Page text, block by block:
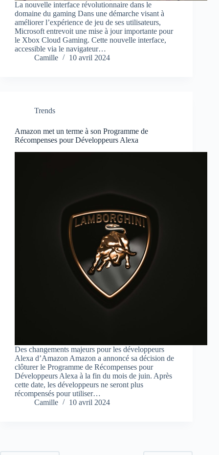
La nouvelle interface révolutionnaire dans le
domaine du gaming Dans une démarche visant à
améliorer l’expérience de jeu de ses utilisateurs,
Microsoft entrevoit une mise à jour importante pour
le Xbox Cloud Gaming. Cette nouvelle interface,
accessible via le navigateur…
Camille
10 avril 2024
Trends
Amazon met un terme à son Programme de
Récompenses pour Développeurs Alexa
Des changements majeurs pour les développeurs
Alexa d’Amazon Amazon a annoncé sa décision de
clôturer le Programme de Récompenses pour
Développeurs Alexa à la fin du mois de juin. Après
cette date, les développeurs ne seront plus
récompensés pour utiliser…
Camille
10 avril 2024